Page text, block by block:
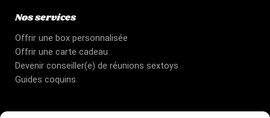
Nos services
Offrir une box personnalisée
Offrir une carte cadeau
Devenir conseiller(e) de réunions sextoys
Guides coquins